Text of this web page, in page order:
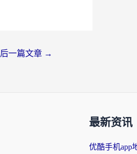
后一篇文章 →
最新资讯